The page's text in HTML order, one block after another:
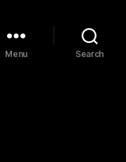
Menu Search